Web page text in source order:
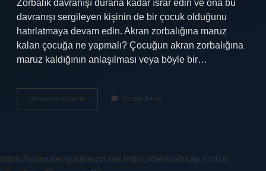
Zorbalık davranışı durana kadar ısrar edin ve ona bu
davranışı sergileyen kişinin de bir çocuk olduğunu
hatırlatmaya devam edin. Akran zorbalığına maruz
kalan çocuğa ne yapmalı? Çocuğun akran zorbalığına
maruz kaldığının anlaşılması veya böyle bir…
Devamını okuyun
Zorbalığına
Yorum Bırak
https://www.bengaliforum.net https://denizahsap.com.tr